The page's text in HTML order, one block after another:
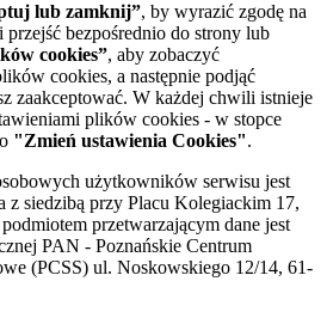
lub zamknij”, by wyrazić zgodę na
bezpośrednio do strony lub
cookies”, aby zobaczyć
cookies, a następnie podjąć
zaakceptować. W każdej chwili istnieje
plików cookies - w stopce
"Zmień ustawienia Cookies".
użytkowników serwisu jest
z siedzibą przy Placu Kolegiackim 17,
przetwarzającym dane jest
PAN - Poznańskie Centrum
(PCSS) ul. Noskowskiego 12/14, 61-